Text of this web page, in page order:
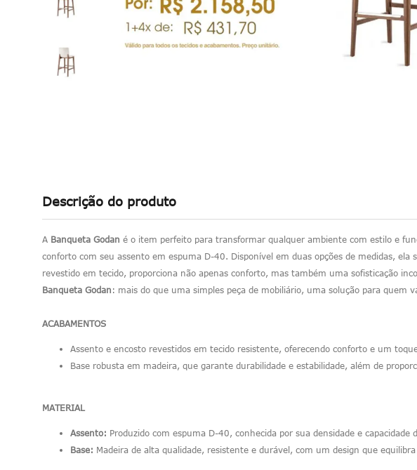
Descrição do produto
A Banqueta Godan é o item perfeito para transformar qualquer ambiente com estilo e
conforto com seu assento em espuma D-40. Disponível em duas opções de medidas,
revestido em tecido, proporciona não apenas conforto, mas também uma sofisticação
Banqueta Godan : mais do que uma simples peça de mobiliário, uma solução para quem
ACABAMENTOS
Assento e encosto revestidos em tecido resistente, oferecendo conforto e um
Base robusta em madeira, que garante durabilidade e estabilidade, além de
MATERIAL
Assento: Produzido com espuma D-40, conhecida por sua densidade e
Base: Madeira de alta qualidade, resistente e durável, com um design que equilibra